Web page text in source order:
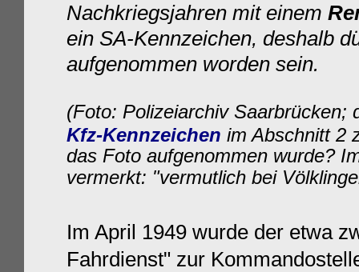
Nachkriegsjahren mit einem
ein SA-Kennzeichen, deshalb
aufgenommen worden sein.
(Foto: Polizeiarchiv Saarbrücken;
Kfz-Kennzeichen im Abschnitt 2
das Foto aufgenommen wurde?
vermerkt: "vermutlich bei
Im April 1949 wurde der etwa
Fahrdienst" zur